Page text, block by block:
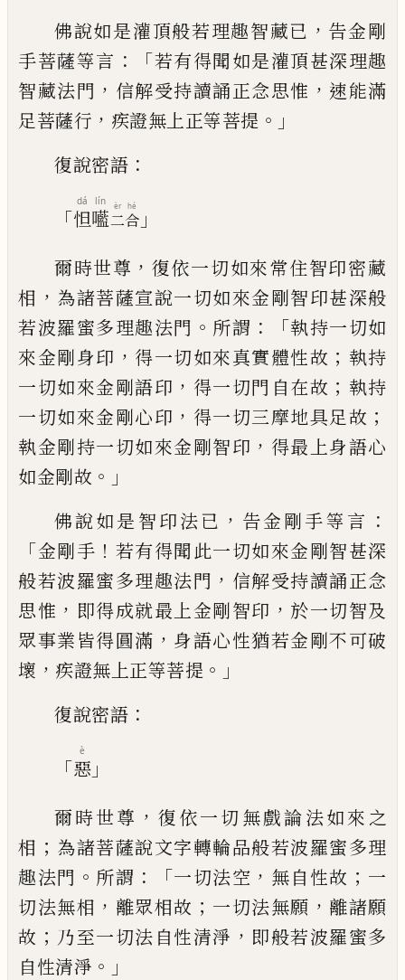
佛說如是灌頂般若理趣智藏已 ， 告金剛
手菩薩等言 ：「若有得聞如是灌頂甚深理趣
智藏法門 ， 信解受持讀誦正念思惟 ， 速能滿
足菩薩行 ， 疾證無上正等菩提 。」
復說密語 ：
「怛
dá
㘕
lín
二
èr
合
hé 」
爾時世尊 ， 復依一切如來常住智印密藏
相 ， 為諸菩薩宣說一切如來金剛智印甚深般
若波羅蜜多理趣法門 。 所謂 ：「執持一切如
來金剛身印 ， 得一切如來真實體性故 ； 執持
一切如來金剛語印 ， 得一切門自在故 ； 執持
一切如來金剛心印 ， 得一切三摩地具足故 ；
執金剛持一切如來金剛智印 ， 得最上身語心
如金剛故 。」
佛說如是智印法已 ， 告金剛手等言 ：
「金剛手 ！ 若有得聞此一切如來金剛智甚深
般若波羅蜜多理趣法門 ， 信解受持讀誦正念
思惟 ， 即得成就最上金剛智印 ， 於一切智及
眾事業皆得圓滿 ， 身語心性猶若金剛不可破
壞 ， 疾證無上正等菩提 。」
復說密語 ：
「惡
è
」
爾時世尊 ， 復依一切無戲論法如來之
相 ； 為諸菩薩說文字轉輪品般若波羅蜜多理
趣法門 。 所謂 ：「一切法空 ， 無自性故 ； 一
切法無相 ， 離眾相故 ； 一切法無願 ， 離諸願
故 ； 乃至一切法自性清淨 ， 即般若波羅蜜多
自性清淨 。」